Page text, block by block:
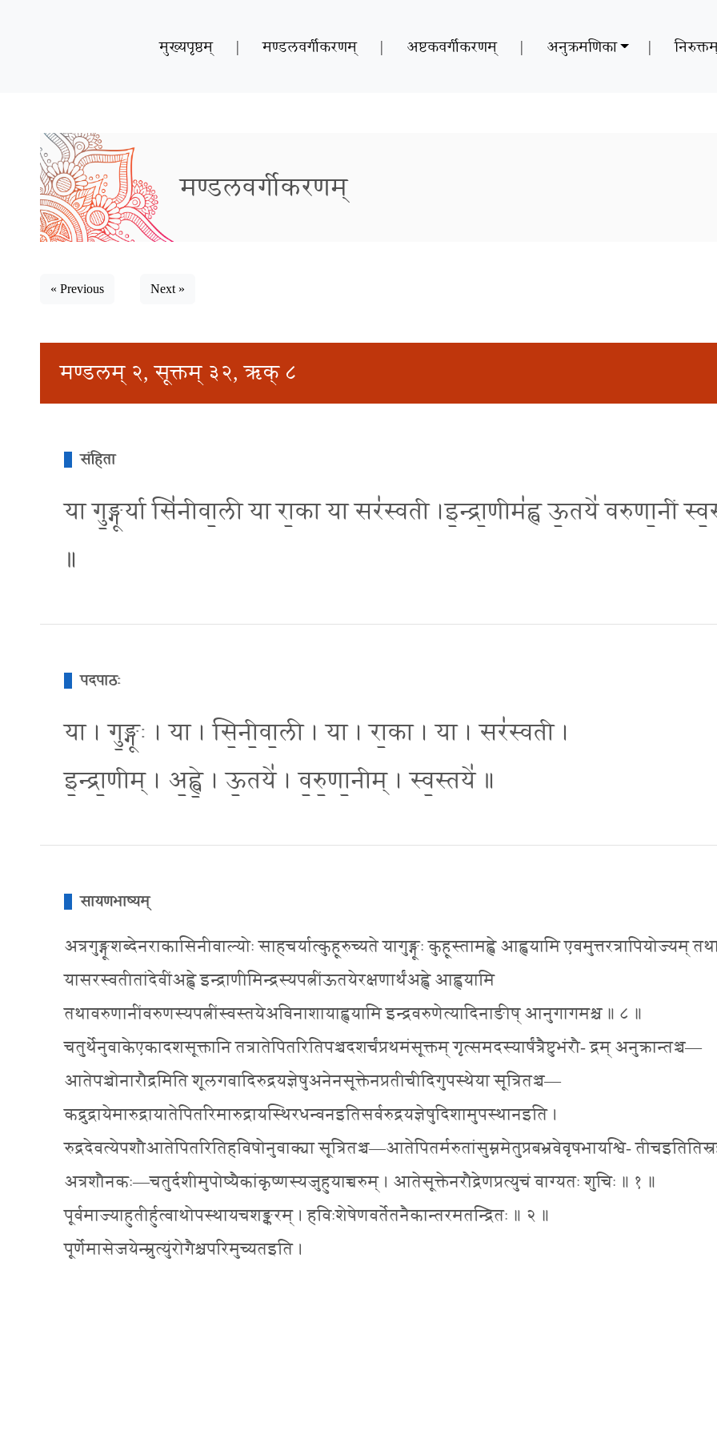
मुख्यपृष्ठम् | मण्डलवर्गीकरणम् | अष्टकवर्गीकरणम् | अनुक्रमणिका |
मण्डलवर्गीकरणम्
« Previous Next »
मण्डलम् २, सूक्तम् ३२, ऋक् ८
संहिता
या गु॒ङ्गूर्या सि॑नीवा॒ली या रा॒का या सर॑स्वती ।इ॒न्द्रा॒णीम॑ह्व ऊ॒तये॑ वरुणा॒नीं
॥
पदपाठः
या । गु॒ङ्गूः । या । सि॒नी॒वा॒ली । या । रा॒का । या । सर॑स्वती ।
इ॒न्द्रा॒णीम् । अ॒ह्वे॒ । ऊ॒तये॑ । व॒रु॒णा॒नीम् । स्व॒स्तये॑ ॥
सायणभाष्यम्
अत्रगुङ्गूशब्देनराकासिनीवाल्योः साहचर्यात्कुहूरुच्यते यागुङ्गूः कुहूस्तामह्वे आह्वयामि एवमुत्तरत्रापियोज्यम्
यासरस्वतीतांदेवींअह्वे इन्द्राणीमिन्द्रस्यपत्नींऊतयेरक्षणार्थंअह्वे आह्वयामि
तथावरुणानींवरुणस्यपत्नींस्वस्तयेअविनाशायाह्वयामि इन्द्रवरुणेत्यादिनाङीष् आनुगागमश्च ॥ ८ ॥
चतुर्थेनुवाकेएकादशसूक्तानि तत्रातेपितरितिपञ्चदशर्चंप्रथमंसूक्तम् गृत्समदस्यार्षंत्रैष्टुभंरौ- द्रम् अनुक्रान्तञ्च—
आतेपञ्चोनारौद्रमिति शूलगवादिरुद्रयज्ञेषुअनेनसूक्तेनप्रतीचीदिगुपस्थेया सूत्रितञ्च—
कद्रुद्रायेमारुद्रायातेपितरिमारुद्रायस्थिरधन्वनइतिसर्वरुद्रयज्ञेषुदिशामुपस्थानइति ।
रुद्रदेवत्येपशौआतेपितरितिहविषोनुवाक्या सूत्रितञ्च—आतेपितर्मरुतांसुम्नमेतुप्रबभ्रवेवृषभायश्वि-
अत्रशौनकः—चतुर्दशीमुपोष्यैकांकृष्णस्यजुहुयाच्चरुम् । आतेसूक्तेनरौद्रेणप्रत्युचं वाग्यतः शुचिः ॥ १ ॥
पूर्वमाज्याहुतीर्हुत्वाथोपस्थायचशङ्करम् । हविःशेषेणवर्तेतनैकान्तरमतन्द्रितः ॥ २ ॥
पूर्णेमासेजयेन्म्रुत्युंरोगैश्चपरिमुच्यतइति ।